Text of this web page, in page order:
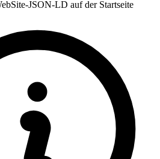
JSON-LD auf der Startseite